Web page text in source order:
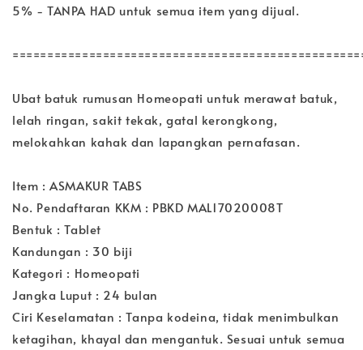
5% - TANPA HAD untuk semua item yang dijual.
Ubat batuk rumusan Homeopati untuk merawat batuk,
lelah ringan, sakit tekak, gatal kerongkong,
melokahkan kahak dan lapangkan pernafasan.
Item : ASMAKUR TABS
No. Pendaftaran KKM : PBKD MAL17020008T
Bentuk : Tablet
Kandungan : 30 biji
Kategori : Homeopati
Jangka Luput : 24 bulan
Ciri Keselamatan : Tanpa kodeina, tidak menimbulkan
ketagihan, khayal dan mengantuk. Sesuai untuk semua